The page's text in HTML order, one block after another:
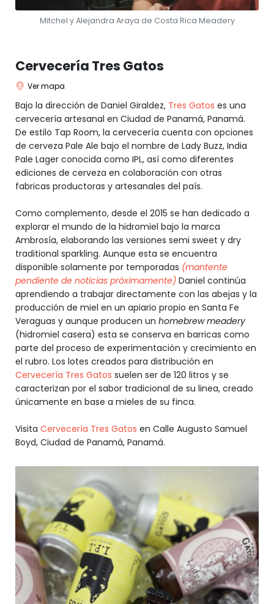
Mitchel y Alejandra Araya de Costa Rica Meadery
Cervecería Tres Gatos
Ver mapa
Bajo la dirección de Daniel Giraldez, Tres Gatos es una
cervecería artesanal en Ciudad de Panamá, Panamá.
De estilo Tap Room, la cervecería cuenta con opciones
de cerveza Pale Ale bajo el nombre de Lady Buzz, India
Pale Lager conocida como IPL, así como diferentes
ediciones de cerveza en colaboración con otras
fabricas productoras y artesanales del país.
Como complemento, desde el 2015 se han dedicado a
explorar el mundo de la hidromiel bajo la marca
Ambrosía, elaborando las versiones semi sweet y dry
traditional sparkling. Aunque esta se encuentra
disponible solamente por temporadas (mantente
pendiente de noticias próximamente) Daniel continúa
aprendiendo a trabajar directamente con las abejas y la
producción de miel en un apiario propio en Santa Fe
Veraguas y aunque producen un homebrew meadery
(hidromiel casera) esta se conserva en barricas como
parte del proceso de experimentación y crecimiento en
el rubro. Los lotes creados para distribución en
Cervecería Tres Gatos suelen ser de 120 litros y se
caracterizan por el sabor tradicional de su linea, creado
únicamente en base a mieles de su finca.
Visita Cervecería Tres Gatos en Calle Augusto Samuel
Boyd, Ciudad de Panamá, Panamá.